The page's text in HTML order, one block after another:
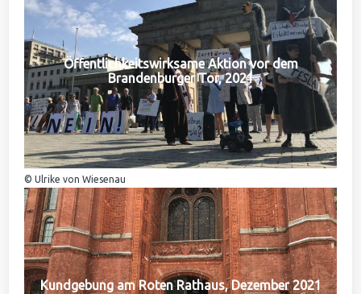
Öffentlichkeitswirksame Aktion vor dem
Brandenburger Tor, 2021
© Ulrike von Wiesenau
Kundgebung am Roten Rathaus, Dezember 2021